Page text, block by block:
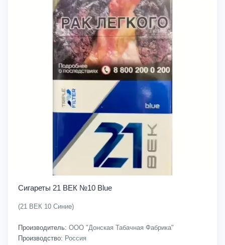
Сигареты 21 ВЕК №10 Blue
(21 ВЕК 10 Синие)
Производитель: ООО "Донская Табачная Фабрика"
Производство: Россия